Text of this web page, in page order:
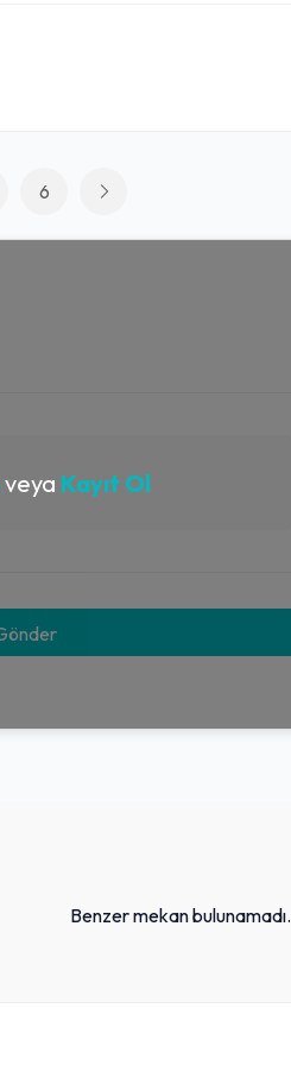
6
veya Kayıt Ol
Benzer mekan bulunamadı.